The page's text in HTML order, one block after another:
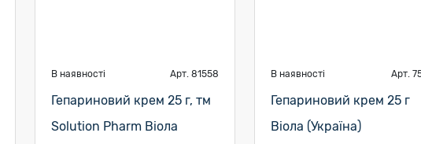
В наявності Арт. 81558
Гепариновий крем 25 г, тм
Solution Pharm Віола
В наявності Арт.
Гепариновий крем 25 г
Віола (Україна)